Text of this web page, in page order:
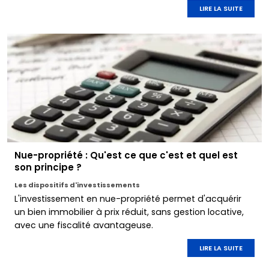
LIRE LA SUITE
Nue-propriété : Qu'est ce que c'est et quel est
son principe ?
Les dispositifs d'investissements
L'investissement en nue-propriété permet d'acquérir
un bien immobilier à prix réduit, sans gestion locative,
avec une fiscalité avantageuse.
LIRE LA SUITE